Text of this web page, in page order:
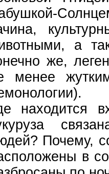
а
же,
менее
находится
Почему,
в